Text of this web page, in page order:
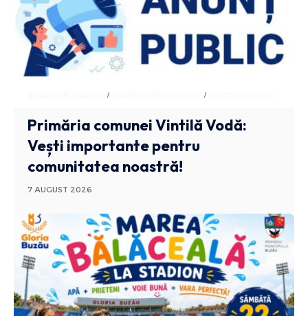
ADMINISTRATIV ANUNTURI BUZAU
Primăria comunei Vintilă Vodă:
Vești importante pentru
comunitatea noastră!
7 AUGUST 2026